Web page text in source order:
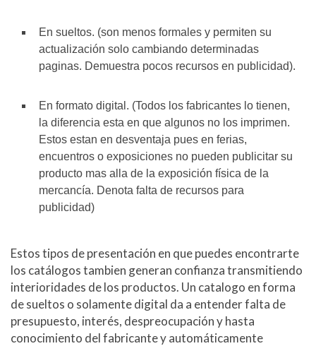
En sueltos. (son menos formales y permiten su
actualización solo cambiando determinadas
paginas. Demuestra pocos recursos en publicidad).
En formato digital. (Todos los fabricantes lo tienen,
la diferencia esta en que algunos no los imprimen.
Estos estan en desventaja pues en ferias,
encuentros o exposiciones no pueden publicitar su
producto mas alla de la exposición física de la
mercancía. Denota falta de recursos para
publicidad)
Estos tipos de presentación en que puedes encontrarte
los catálogos tambien generan confianza transmitiendo
interioridades de los productos. Un catalogo en forma
de sueltos o solamente digital da a entender falta de
presupuesto, interés, despreocupación y hasta
conocimiento del fabricante y automáticamente